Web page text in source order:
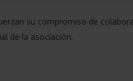
su compromiso de
de la asociación.